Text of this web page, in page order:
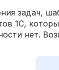
задач,
1С,
нет.